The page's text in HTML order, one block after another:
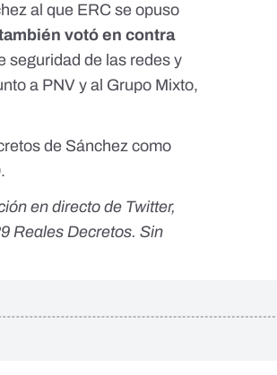
al que ERC se opuso
votó en contra
seguridad de las redes y
a PNV y al Grupo Mixto,
de Sánchez como
en directo de Twitter,
Reales Decretos. Sin